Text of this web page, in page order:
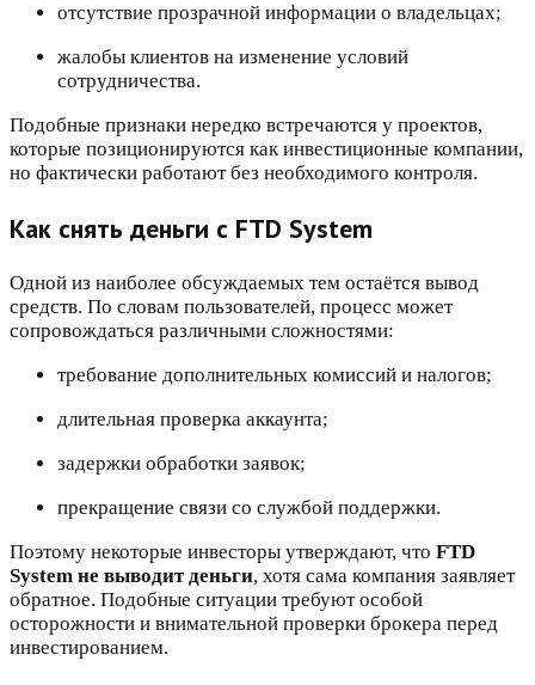
отсутствие прозрачной информации о владельцах;
жалобы клиентов на изменение условий
сотрудничества.
Подобные признаки нередко встречаются у проектов,
которые позиционируются как инвестиционные компании,
но фактически работают без необходимого контроля.
Как снять деньги с FTD System
Одной из наиболее обсуждаемых тем остаётся вывод
средств. По словам пользователей, процесс может
сопровождаться различными сложностями:
требование дополнительных комиссий и налогов;
длительная проверка аккаунта;
задержки обработки заявок;
прекращение связи со службой поддержки.
Поэтому некоторые инвесторы утверждают, что FTD
System не выводит деньги, хотя сама компания заявляет
обратное. Подобные ситуации требуют особой
осторожности и внимательной проверки брокера перед
инвестированием.